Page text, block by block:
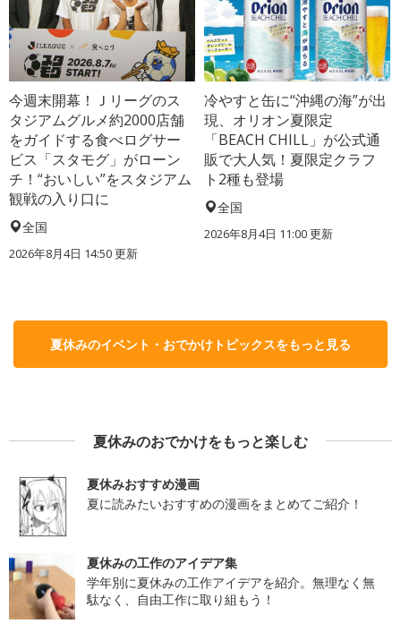
今週末開幕！Ｊリーグのス
タジアムグルメ約2000店舗
をガイドする食べログサー
ビス「スタモグ」がローン
チ！“おいしい”をスタジアム
観戦の入り口に
全国
2026年8月4日 14:50更新
冷やすと缶に“沖縄の海”が出
現、オリオン夏限定
「BEACH CHILL」が公式通
販で大人気！夏限定クラフ
ト2種も登場
全国
2026年8月4日 11:00更新
夏休みのイベント・おでかけトピックスをもっと見る
夏休みのおでかけをもっと楽しむ
夏休みおすすめ漫画
夏に読みたいおすすめの漫画をまとめてご紹介！
夏休みの工作のアイデア集
学年別に夏休みの工作アイデアを紹介。無理なく無
駄なく、自由工作に取り組もう！